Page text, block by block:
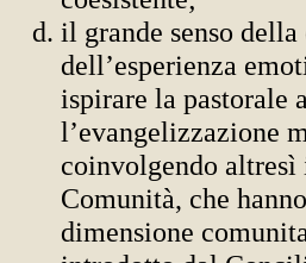
il grande senso
dell’esperienza
ispirare la pastorale
l’evangelizzazione
coinvolgendo
Comunità, che
dimensione